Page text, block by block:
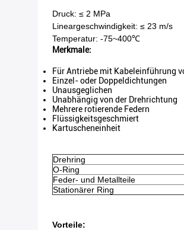
Druck: ≤ 2 MPa
Lineargeschwindigkeit: ≤ 23 m/s
Temperatur: -75~400℃
Merkmale:
Für Antriebe mit Kabeleinführung
Einzel- oder Doppeldichtungen
Unausgeglichen
Unabhängig von der Drehrichtung
Mehrere rotierende Federn
Flüssigkeitsgeschmiert
Kartuscheneinheit
Drehring
O-Ring
Feder- und Metallteile
Stationärer Ring
Vorteile: